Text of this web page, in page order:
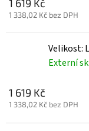
1 619 Kč
1 338,02 Kč bez DPH
Velikost:
Externí
1 619 Kč
1 338,02 Kč bez DPH